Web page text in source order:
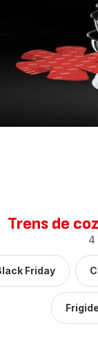
Trens de
4
Friday